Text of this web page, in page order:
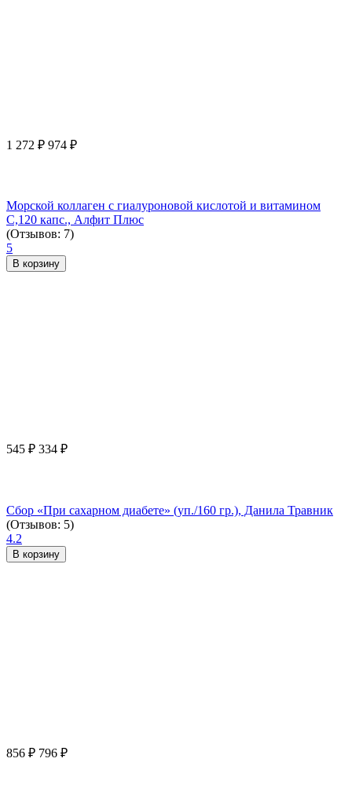
1 272 ₽ 974 ₽
Морской коллаген с гиалуроновой кислотой и витамином
С,120 капс., Алфит Плюс
(Отзывов: 7)
5
В корзину
545 ₽ 334 ₽
Сбор «При сахарном диабете» (уп./160 гр.), Данила Травник
(Отзывов: 5)
4.2
В корзину
856 ₽ 796 ₽